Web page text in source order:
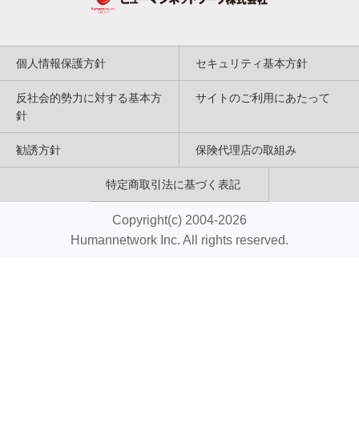
個人情報保護方針 セキュリティ基本方針
反社会的勢力に対する基本方
針
サイトのご利用にあたって
勧誘方針 保険代理店の取組み
特定商取引法に基づく表記
Copyright(c) 2004-2026
Humannetwork Inc. All rights reserved.